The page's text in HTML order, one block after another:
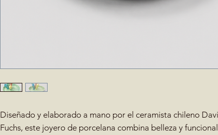
Diseñado y elaborado a mano por el ceramista chileno
Fuchs, este joyero de porcelana combina belleza y